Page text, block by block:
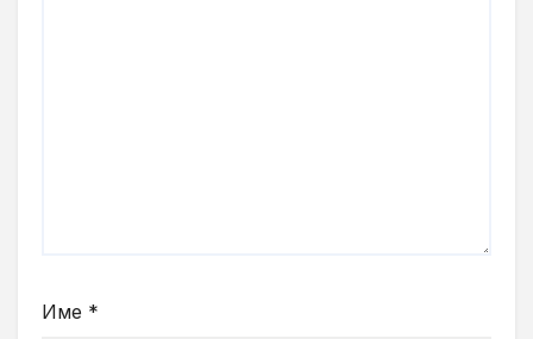
Име *